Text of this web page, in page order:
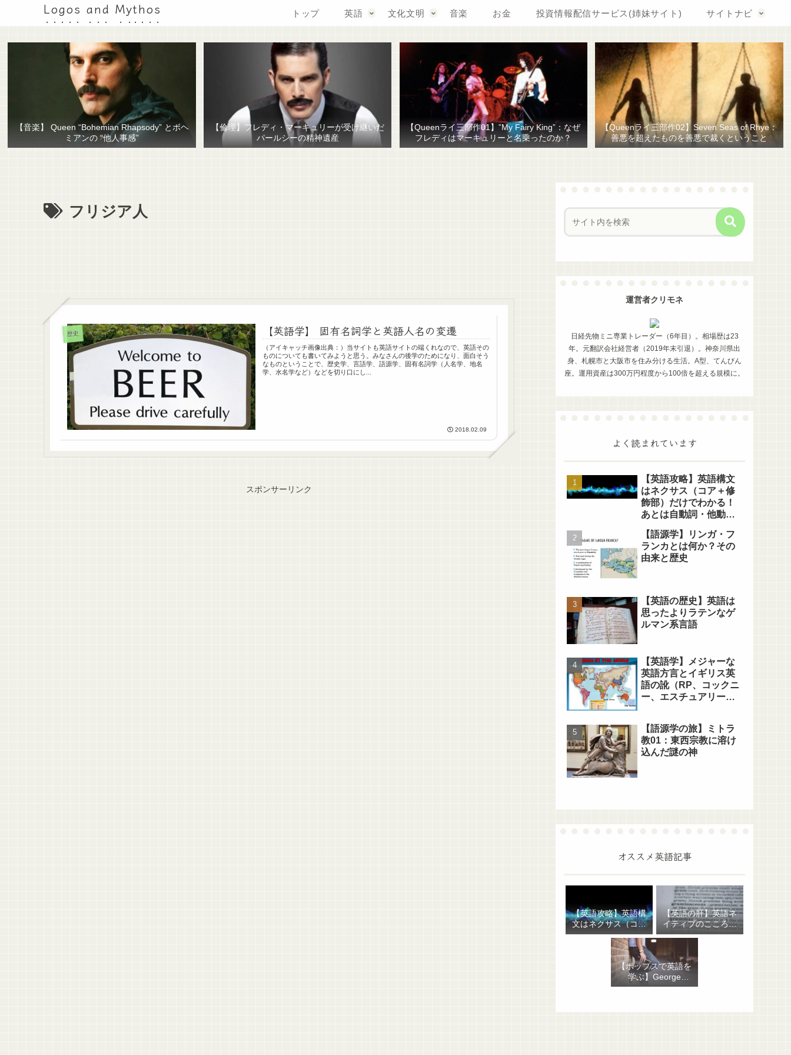
Logos and Mythos トップ 英語 文化文明 音楽 お金 投資情報配信サービス(姉妹サイト) サイトナビ
【音楽】 Queen “Bohemian Rhapsody” とボヘ
ミアンの “他人事感”
【倫理】フレディ・マーキュリーが受け継いだ
パールシーの精神遺産
【Queenライ三部作01】”My Fairy King”：なぜ
フレディはマーキュリーと名乗ったのか？
【Queenライ三部作02】Seven Seas of Rhye：
善悪を超えたものを善悪で裁くということ
フリジア人
歴史 【英語学】 固有名詞学と英語人名の変遷
（アイキャッチ画像出典：）当サイトも英語サイトの端くれなので、英語その
ものについても書いてみようと思う。みなさんの後学のためになり、面白そう
なものということで、歴史学、言語学、語源学、固有名詞学（人名学、地名
学、水名学など）などを切り口にし...
2018.02.09
スポンサーリンク
運営者クリモネ
日経先物ミニ専業トレーダー（6年目）。相場歴は23
年。元翻訳会社経営者（2019年末引退）。神奈川県出
身、札幌市と大阪市を住み分ける生活。A型、てんびん
座。運用資産は300万円程度から100倍を超える規模に。
よく読まれています
【英語攻略】英語構文
はネクサス（コア＋修
飾部）だけでわかる！
あとは自動詞・他動詞
【語源学】リンガ・フ
ランカとは何か？その
由来と歴史
【英語の歴史】英語は
思ったよりラテンなゲ
ルマン系言語
【英語学】メジャーな
英語方言とイギリス英
語の訛（RP、コックニ
ー、エスチュアリー、
【語源学の旅】ミトラ
教01：東西宗教に溶け
込んだ謎の神
オススメ英語記事
【英語攻略】英語構
文はネクサス（コア
＋修飾部）だけでわ
かる！あとは自動
詞・他動詞の区別だ
け
【英語の肝】英語ネ
イティブのこころを
表わす句動詞：征服
イングランド庶民の
【ポップスで英語を
学ぶ】George
Michael “Hand to